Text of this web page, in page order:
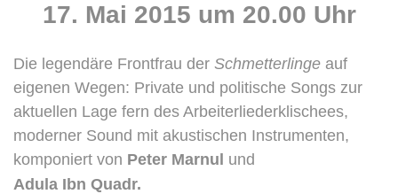
17. Mai 2015 um 20.00 Uhr
Die legendäre Frontfrau der Schmetterlinge auf
eigenen Wegen: Private und politische Songs zur
aktuellen Lage fern des Arbeiterliederklischees,
moderner Sound mit akustischen Instrumenten,
komponiert von Peter Marnul und
Adula Ibn Quadr.